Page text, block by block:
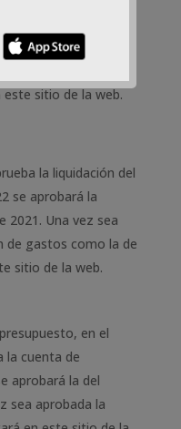
sitio de la web.
la liquidación del
se aprobará la
2021. Una vez sea
de gastos como la de
sitio de la web.
en el
la cuenta de
aprobará la del
sea aprobada la